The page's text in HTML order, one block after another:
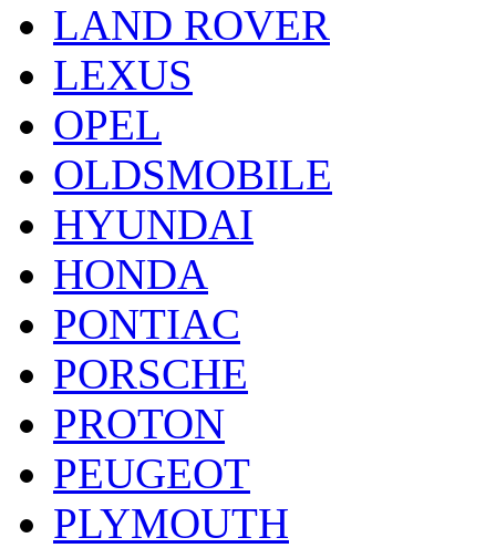
LAND ROVER
LEXUS
OPEL
OLDSMOBILE
HYUNDAI
HONDA
PONTIAC
PORSCHE
PROTON
PEUGEOT
PLYMOUTH